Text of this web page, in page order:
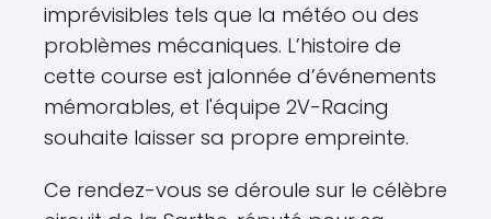
imprévisibles tels que la météo ou des
problèmes mécaniques. L’histoire de
cette course est jalonnée d’événements
mémorables, et l'équipe 2V-Racing
souhaite laisser sa propre empreinte.
Ce rendez-vous se déroule sur le célèbre